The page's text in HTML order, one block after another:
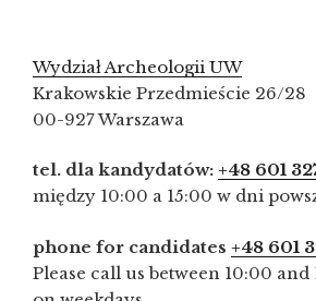
Wydział Archeologii UW
Krakowskie Przedmieście 26/28
00-927 Warszawa
tel. dla kandydatów: +48 601
między 10:00 a 15:00 w dni
phone for candidates +48 601
Please call us between 10:00 and